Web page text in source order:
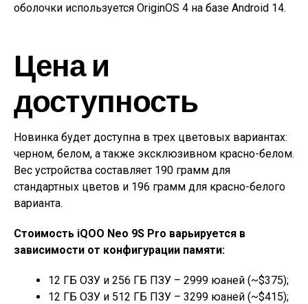
оболочки используется OriginOS 4 на базе Android 14.
Цена и
доступность
Новинка будет доступна в трех цветовых вариантах:
черном, белом, а также эксклюзивном красно-белом.
Вес устройства составляет 190 грамм для
стандартных цветов и 196 грамм для красно-белого
варианта.
Стоимость iQOO Neo 9S Pro варьируется в
зависимости от конфигурации памяти:
12 ГБ ОЗУ и 256 ГБ ПЗУ – 2999 юаней (~$375);
12 ГБ ОЗУ и 512 ГБ ПЗУ – 3299 юаней (~$415);